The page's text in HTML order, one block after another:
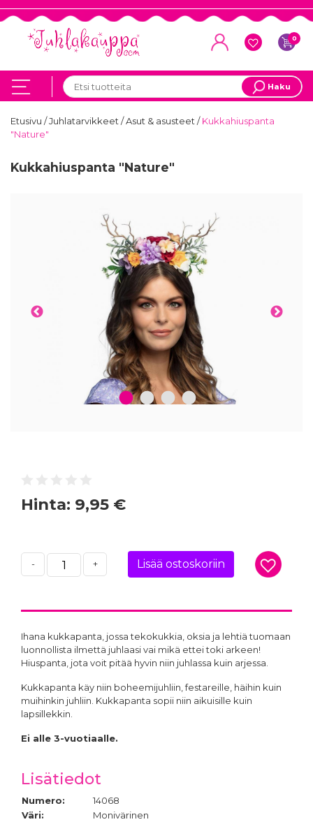
0
Haku
Etusivu /Juhlatarvikkeet/Asut & asusteet/Kukkahiuspanta
"Nature"
Kukkahiuspanta "Nature"
1 2 3 4
Hinta: 9,95 €
- + Lisää ostoskoriin
Ihana kukkapanta, jossa tekokukkia, oksia ja lehtiä tuomaan
luonnollista ilmettä juhlaasi vai mikä ettei toki arkeen!
Hiuspanta, jota voit pitää hyvin niin juhlassa kuin arjessa.
Kukkapanta käy niin boheemijuhliin, festareille, häihin kuin
muihinkin juhliin. Kukkapanta sopii niin aikuisille kuin
lapsillekkin.
Ei alle 3-vuotiaalle.
Lisätiedot
Numero:
14068
Väri:
Monivärinen